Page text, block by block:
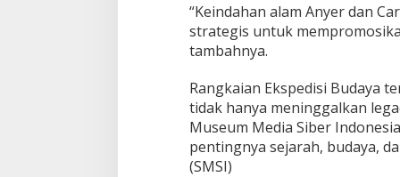
e
r
a
r
i
t
a
“Keindahan alam Anyer dan
strategis untuk
tambahnya.
Rangkaian Ekspedisi Budaya
tidak hanya meninggalkan
Museum Media Siber
pentingnya sejarah, budaya,
(SMSI)